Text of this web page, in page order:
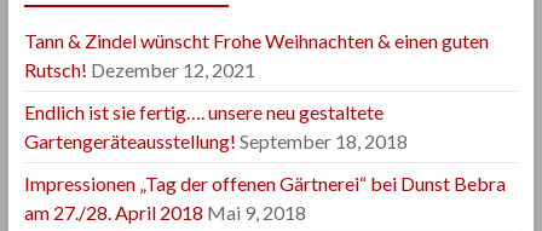
Tann & Zindel wünscht Frohe Weihnachten & einen guten
Rutsch! Dezember 12, 2021
Endlich ist sie fertig…. unsere neu gestaltete
Gartengeräteausstellung! September 18, 2018
Impressionen „Tag der offenen Gärtnerei“ bei Dunst Bebra
am 27./28. April 2018 Mai 9, 2018